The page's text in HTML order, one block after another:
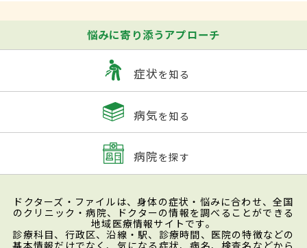
悩みに寄り添うアプローチ
症状を知る
病気を知る
病院を探す
ドクターズ・ファイルは、身体の症状・悩みに合わせ、全国
のクリニック・病院、ドクターの情報を調べることができる
地域医療情報サイトです。
診療科目、行政区、沿線・駅、診療時間、医院の特徴などの
基本情報だけでなく、気になる症状、病名、検査名などから